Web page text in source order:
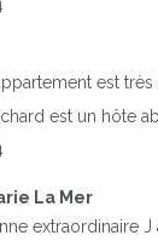
est
est un hôte
La Mer
extraordinaire